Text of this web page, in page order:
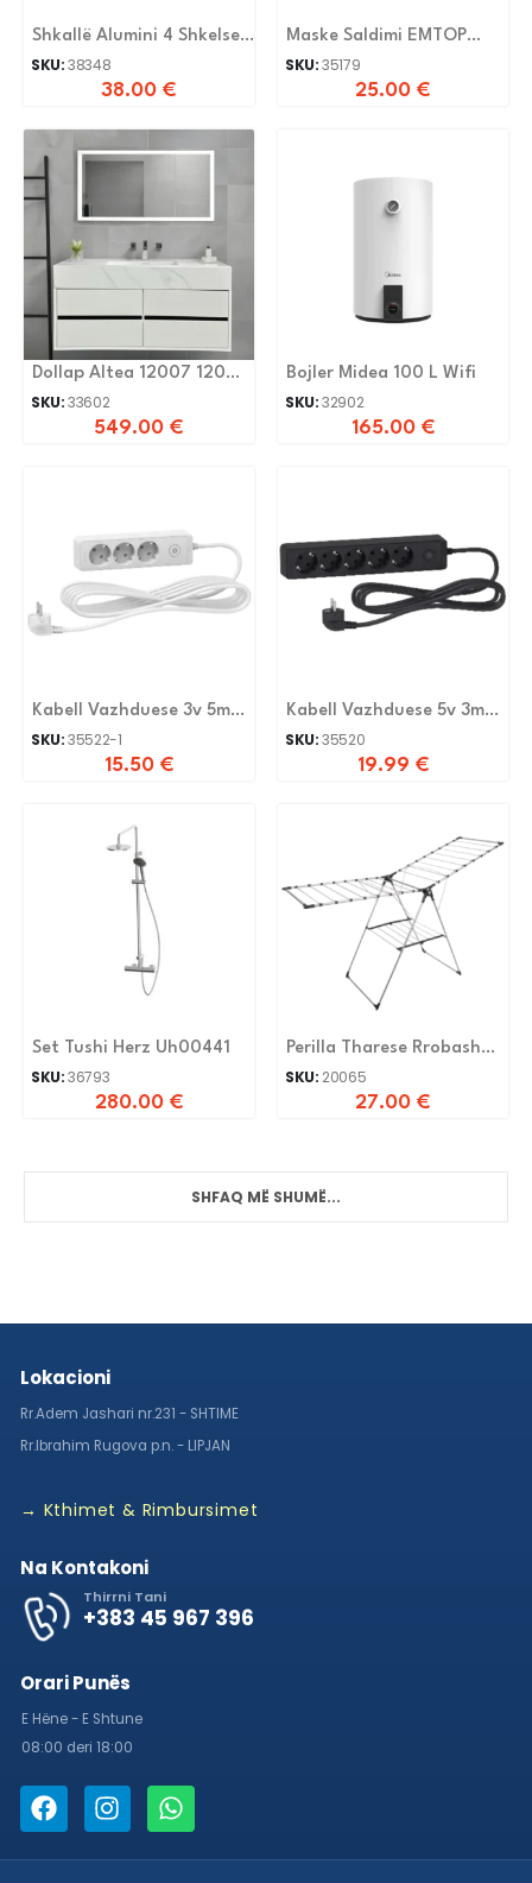
Shkallë Alumini 4 Shkelse
Ly0104
SKU:38348
38.00 €
Maske Saldimi EMTOP
EWHTO 102
SKU:35179
25.00 €
Dollap Altea 12007 120
Cm
SKU:33602
549.00 €
Bojler Midea 100 L Wifi
SKU:32902
165.00 €
Kabell Vazhduese 3v 5m
Schneider
SKU:35522-1
15.50 €
Kabell Vazhduese 5v 3m
Schneider
SKU:35520
19.99 €
Set Tushi Herz Uh00441
SKU:36793
280.00 €
Perilla Tharese Rrobash
Mega Aluminium Eko
SKU: 20065
27.00 €
SHFAQ MË SHUMË...
Lokacioni
Rr.Adem Jashari nr.231 - SHTIME
Rr.Ibrahim Rugova p.n. - LIPJAN
→ Kthimet & Rimbursimet
Na Kontakoni
Thirrni Tani
+383 45 967 396
Orari Punës
E Hëne - E Shtune
08:00 deri 18:00